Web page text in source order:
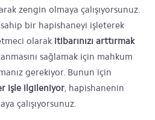
zengin olmaya çalışıyorsunuz.
bir hapishaneyi işleterek
olarak itibarınızı arttırmak
sağlamak için mahkum
gerekiyor. Bunun için
işle ilgileniyor, hapishanenin
çalışıyorsunuz.